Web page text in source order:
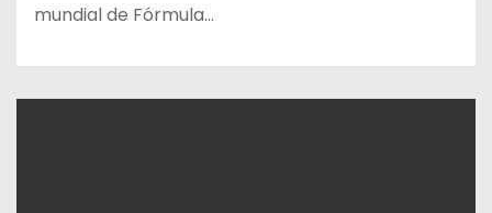
mundial de Fórmula…